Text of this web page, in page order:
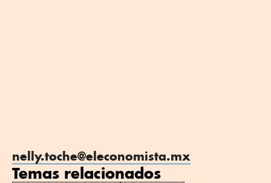
nelly.toche@eleconomista.mx
Temas relacionados